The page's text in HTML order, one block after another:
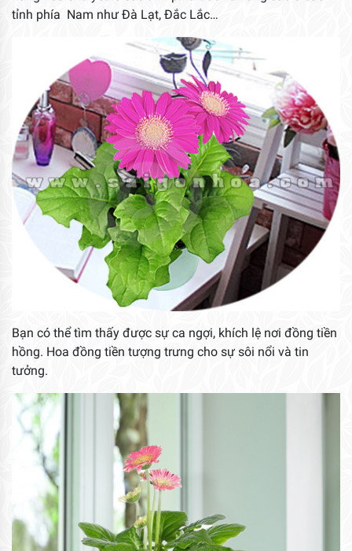
tỉnh phía Nam như Đà Lạt, Đắc Lắc…
Bạn có thể tìm thấy được sự ca ngợi, khích lệ nơi đồng tiền
hồng. Hoa đồng tiền tượng trưng cho sự sôi nổi và tin
tưởng.